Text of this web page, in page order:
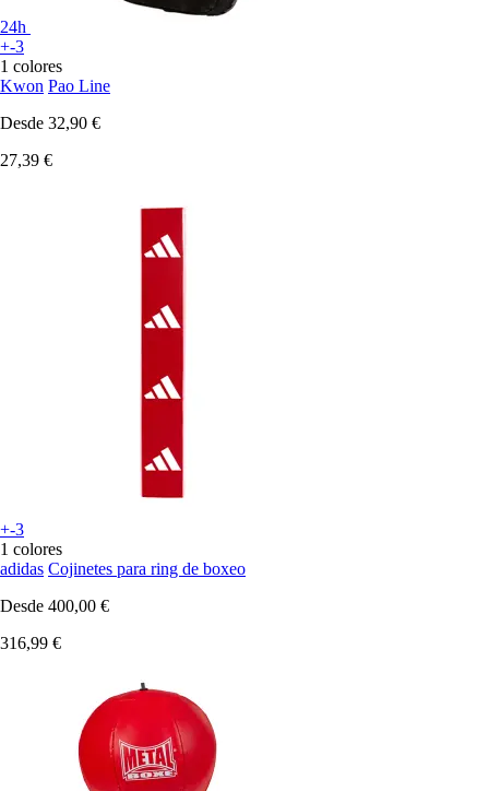
24h
+-3
1 colores
Kwon Pao Line
Desde 32,90 €
27,39 €
+-3
1 colores
adidas Cojinetes para ring de boxeo
Desde 400,00 €
316,99 €